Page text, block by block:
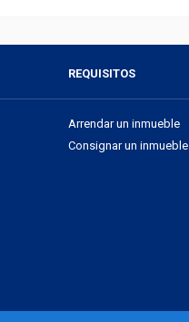
REQUISITOS
Arrendar un inmueble
Consignar un inmueble